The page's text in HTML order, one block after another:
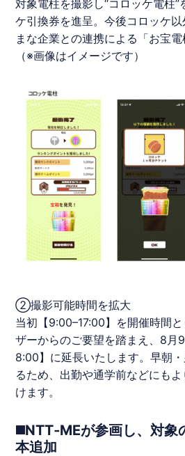
対象電柱を撮影し“コロッケ電柱
ケ引換券を進呈。今後コロッケ
まな企業との連携による「お宝電
（※画像はイメージです）
②撮影可能時間を拡大
当初【9:00–17:00】を開催時間
ザーからのご要望を踏まえ、8月
8:00】に延長いたします。早朝
るため、出勤や通学前などにも
けます。
◼️NTT‑MEが参画し、対象
本追加